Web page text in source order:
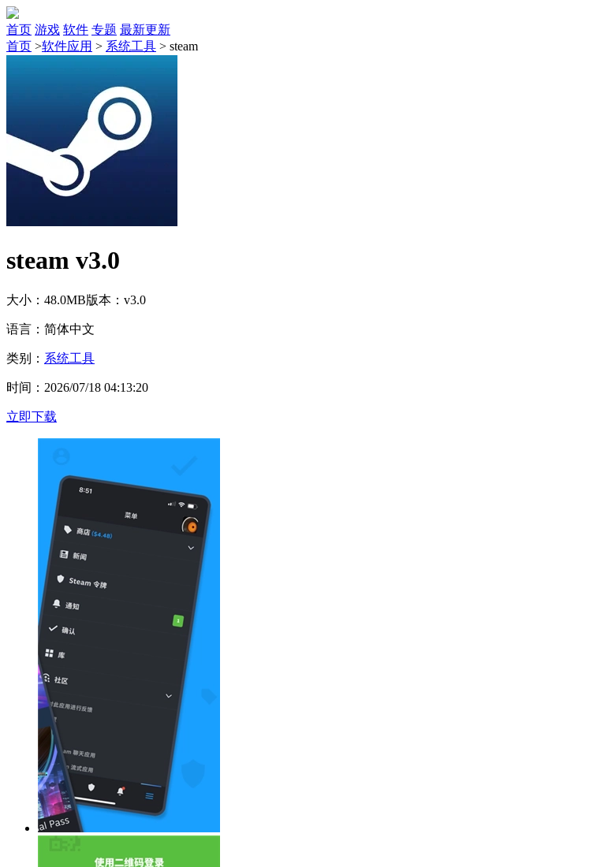
首页 游戏 软件 专题 最新更新
首页 >软件应用 > 系统工具 > steam
steam v3.0
大小：48.0MB版本：v3.0
语言：简体中文
类别： 系统工具
时间：2026/07/18 04:13:20
立即下载